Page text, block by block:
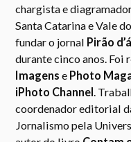
chargista e
Santa Catarina e Vale
fundar o jornal Pirão
durante cinco anos. Foi
Imagens e Photo
iPhoto Channel.
coordenador editorial
Jornalismo pela